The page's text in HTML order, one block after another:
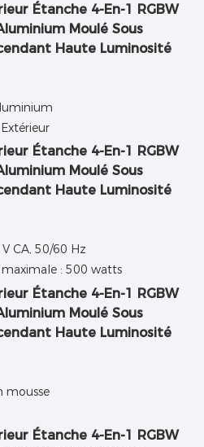
CA, 50/60 Hz
: 500 watts
mousse